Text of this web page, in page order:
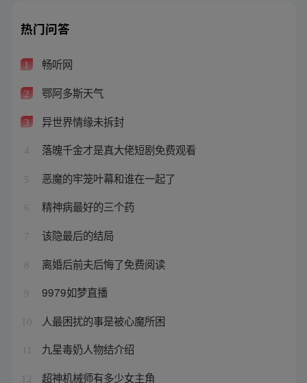
热门问答
1 畅听网
2 鄂阿多斯天气
3 异世界情缘未拆封
4 落魄千金才是真大佬短剧免费观看
5 恶魔的牢笼叶幕和谁在一起了
6 精神病最好的三个药
7 该隐最后的结局
8 离婚后前夫后悔了免费阅读
9 9979如梦直播
10 人最困扰的事是被心魔所困
九星毒奶人物结介绍
12 超神机械师有多少女主角